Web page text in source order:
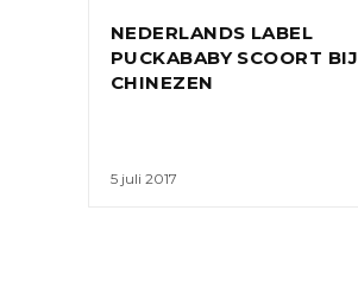
NEDERLANDS LABEL
PUCKABABY SCOORT BIJ
CHINEZEN
5 juli 2017